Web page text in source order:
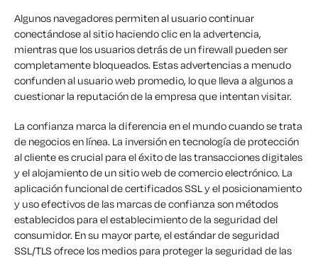
Algunos navegadores permiten al usuario continuar
conectándose al sitio haciendo clic en la advertencia,
mientras que los usuarios detrás de un firewall pueden ser
completamente bloqueados. Estas advertencias a menudo
confunden al usuario web promedio, lo que lleva a algunos a
cuestionar la reputación de la empresa que intentan visitar.
La confianza marca la diferencia en el mundo cuando se trata
de negocios en línea. La inversión en tecnología de protección
al cliente es crucial para el éxito de las transacciones digitales
y el alojamiento de un sitio web de comercio electrónico. La
aplicación funcional de certificados SSL y el posicionamiento
y uso efectivos de las marcas de confianza son métodos
establecidos para el establecimiento de la seguridad del
consumidor. En su mayor parte, el estándar de seguridad
SSL/TLS ofrece los medios para proteger la seguridad de las